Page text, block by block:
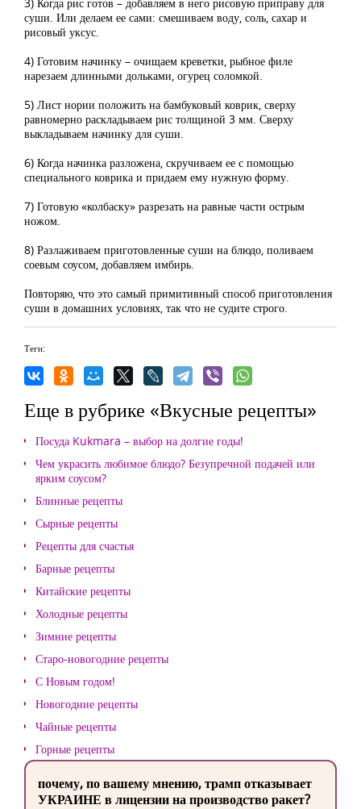
суши. Или делаем ее сами: смешиваем воду, соль, сахар и
рисовый уксус.
4) Готовим начинку – очищаем креветки, рыбное филе
нарезаем длинными дольками, огурец соломкой.
5) Лист нории положить на бамбуковый коврик, сверху
равномерно раскладываем рис толщиной 3 мм. Сверху
выкладываем начинку для суши.
6) Когда начинка разложена, скручиваем ее с помощью
специального коврика и придаем ему нужную форму.
7) Готовую «колбаску» разрезать на равные части острым
ножом.
8) Разлаживаем приготовленные суши на блюдо, поливаем
соевым соусом, добавляем имбирь.
Повторяю, что это самый примитивный способ приготовления
суши в домашних условиях, так что не судите строго.
Теги:
Еще в рубрике «Вкусные рецепты»
Посуда Kukmara – выбор на долгие годы!
Чем украсить любимое блюдо? Безупречной подачей или
ярким соусом?
Блинные рецепты
Сырные рецепты
Рецепты для счастья
Барные рецепты
Китайские рецепты
Холодные рецепты
Зимние рецепты
Старо-новогодние рецепты
С Новым годом!
Новогодние рецепты
Чайные рецепты
Горные рецепты
почему, по вашему мнению, трамп отказывает
УКРАИНЕ в лицензии на производство ракет?